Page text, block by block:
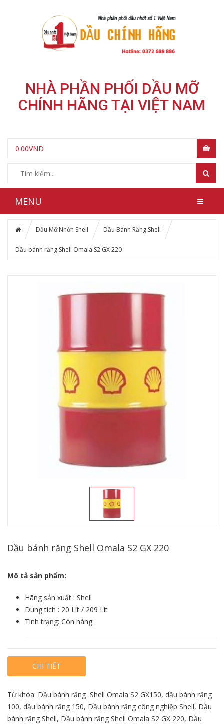
NHÀ PHẦN PHỐI DẦU MỠ
CHÍNH HÃNG TẠI VIỆT NAM
0.00VND
MENU
Dầu Mỡ Nhờn Shell Dầu Bánh Răng Shell
Dầu bánh răng Shell Omala S2 GX 220
Dầu bánh răng Shell Omala S2 GX 220
Mô tả sản phẩm:
Hãng sản xuất : Shell
Dung tích : 20 Lít / 209 Lít
Tình trạng: Còn hàng
CHI TIẾT
Từ khóa: Dầu bánh răng Shell Omala S2 GX150, dầu bánh răng
100, dầu bánh răng 150, Dầu bánh răng công nghiệp Shell, Dầu
bánh răng Shell, Dầu bánh răng Shell Omala S2 GX 220, Dầu